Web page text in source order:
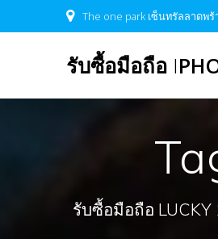
to
The one park เซ็นทรัลลาดพร้
รับซื้อมือถือ I
รับซื้อมือถือ